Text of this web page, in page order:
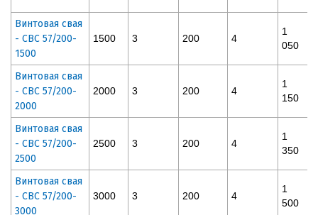
Винтовая свая
- СВС 57/200-
1500
1500 3 200 4
1
050
Винтовая свая
- СВС 57/200-
2000
2000 3 200 4
1
150
Винтовая свая
- СВС 57/200-
2500
2500 3 200 4
1
350
Винтовая свая
- СВС 57/200-
3000
3000 3 200 4
1
500